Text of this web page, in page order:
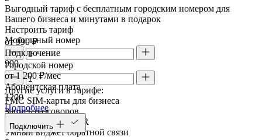
Выгодный тариф с бесплатным городским номером для
Вашего бизнеса и минутами в подарок
Настроить тариф
Мобильный номер
Городской номер
Другие услуги в тарифе:
FMC SIM-карты для бизнеса
Запись разговоров
Голосовое меню IVR
Умный виджет обратной связи
от 990 ₽
Подключение
990
от 1 200 ₽/мес
Абонентская плата
1200
Подробнее
Подключить